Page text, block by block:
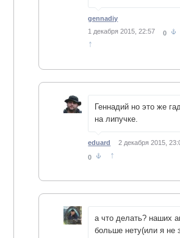
gennadiy
1 декабря 2015, 22:57
0
↑
Геннадий но это же
на липучке.
eduard
2 декабря 2015,
0
↑
а что делать? наших
больше нету(или я не